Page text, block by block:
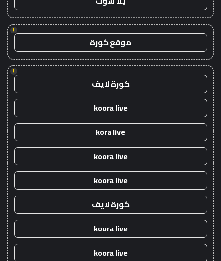
!
موقع كورة
!
كورة لايف
koora live
kora live
koora live
koora live
كورة لايف
koora live
koora live